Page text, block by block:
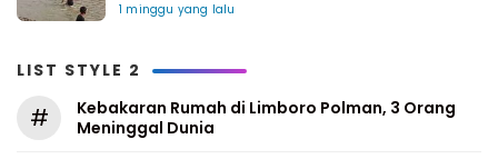
1 minggu yang lalu
LIST STYLE 2
#
Kebakaran Rumah di Limboro Polman, 3 Orang
Meninggal Dunia